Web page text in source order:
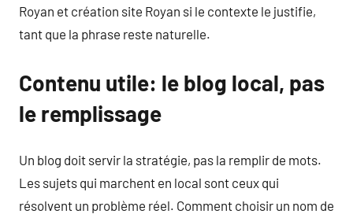
Royan et création site Royan si le contexte le justifie,
tant que la phrase reste naturelle.
Contenu utile: le blog local, pas
le remplissage
Un blog doit servir la stratégie, pas la remplir de mots.
Les sujets qui marchent en local sont ceux qui
résolvent un problème réel. Comment choisir un nom de